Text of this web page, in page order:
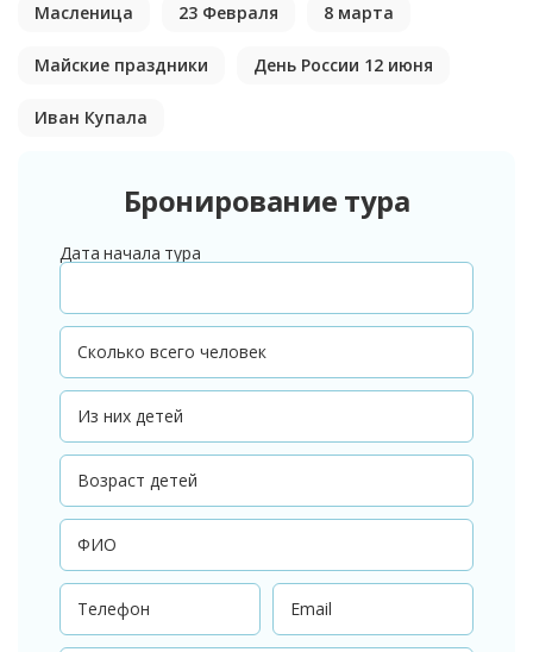
Масленица 23 Февраля 8 марта
Майские праздники День России 12 июня
Иван Купала
Бронирование тура
Дата начала тура